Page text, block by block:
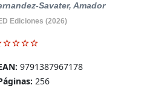
Savater, Amador
Ediciones (2026)
9791387967178
256